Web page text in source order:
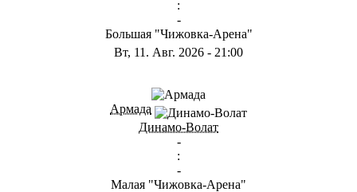
:
-
Большая "Чижовка-Арена"
Вт, 11. Авг. 2026 - 21:00
Армада
Динамо-Волат
-
:
-
Малая "Чижовка-Арена"